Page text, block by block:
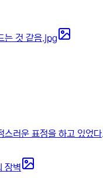
는 것 같음.jpg
스러운 표정을 하고 있었
장벽